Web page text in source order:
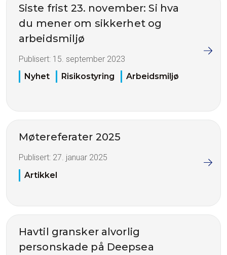
Siste frist 23. november: Si hva
du mener om sikkerhet og
arbeidsmiljø
Publisert: 15. september 2023
Nyhet
Risikostyring Arbeidsmiljø
Møtereferater 2025
Publisert: 27. januar 2025
Artikkel
Havtil gransker alvorlig
personskade på Deepsea